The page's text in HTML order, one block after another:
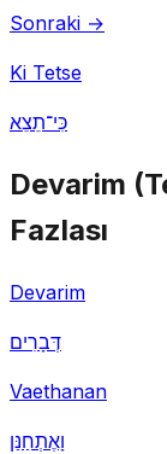
Sonraki →
Ki Tetse
כִּי־תֵצֵא
Devarim
Fazlası
Devarim
דְּבָרִים
Vaethanan
וָאֶתְחַנַּן